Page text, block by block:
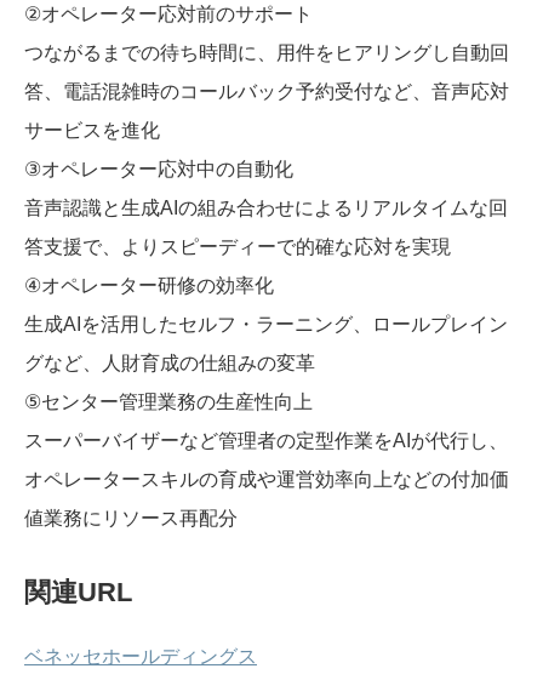
②オペレーター応対前のサポート
つながるまでの待ち時間に、用件をヒアリングし自動回
答、電話混雑時のコールバック予約受付など、音声応対
サービスを進化
③オペレーター応対中の自動化
音声認識と生成AIの組み合わせによるリアルタイムな回
答支援で、よりスピーディーで的確な応対を実現
④オペレーター研修の効率化
生成AIを活用したセルフ・ラーニング、ロールプレイン
グなど、人財育成の仕組みの変革
⑤センター管理業務の生産性向上
スーパーバイザーなど管理者の定型作業をAIが代行し、
オペレータースキルの育成や運営効率向上などの付加価
値業務にリソース再配分
関連URL
ベネッセホールディングス